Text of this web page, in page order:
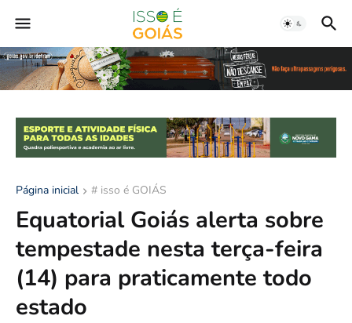
Página inicial # isso é GOIÁS
Equatorial Goiás alerta sobre
tempestade nesta terça-feira
(14) para praticamente todo
estado